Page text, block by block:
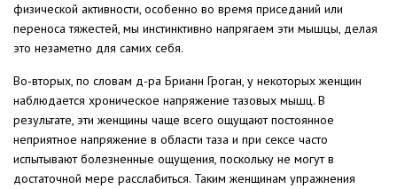
физической активности, особенно во время приседаний или
переноса тяжестей, мы инстинктивно напрягаем эти мышцы, делая
это незаметно для самих себя.
Во-вторых, по словам д-ра Брианн Гроган, у некоторых женщин
наблюдается хроническое напряжение тазовых мышц. В
результате, эти женщины чаще всего ощущают постоянное
неприятное напряжение в области таза и при сексе часто
испытывают болезненные ощущения, поскольку не могут в
достаточной мере расслабиться. Таким женщинам упражнения